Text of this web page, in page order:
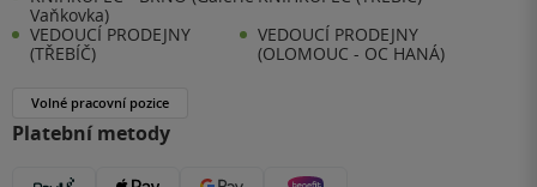
Vaňkovka)
VEDOUCÍ PRODEJNY
(TŘEBÍČ)
VEDOUCÍ PRODEJNY
(OLOMOUC - OC HANÁ)
Volné pracovní pozice
Platební metody